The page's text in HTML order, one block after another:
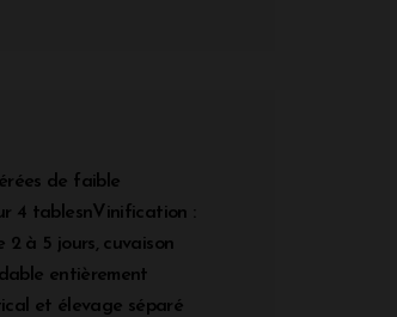
de faible
4 tablesnVinification :
à 5 jours, cuvaison
entièrement
et élevage séparé